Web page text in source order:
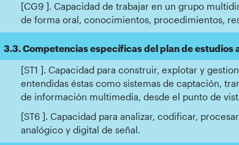
[CG9 ]. Capacidad de trabajar en un grupo
de forma oral, conocimientos, procedimientos,
3.3. Competencias específicas del plan de estudios
[ST1 ]. Capacidad para construir, explotar y
entendidas éstas como sistemas de captación,
de información multimedia, desde el punto de
[ST6 ]. Capacidad para analizar, codificar,
analógico y digital de señal.